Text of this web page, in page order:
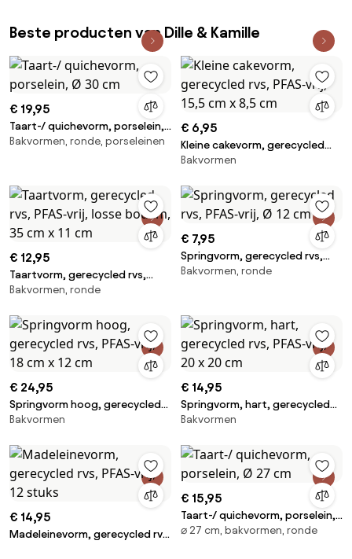
Beste producten van Dille & Kamille
€ 19,95
Taart-/ quichevorm, porselein,
Ø 30 cm
Bakvormen, ronde, porseleinen
€ 6,95
Kleine cakevorm, gerecycled
rvs, PFAS-vrij, 15,5 cm x 8,5 cm
Bakvormen
€ 12,95
Taartvorm, gerecycled rvs,
PFAS-vrij, losse bodem, 35 cm x
Bakvormen, ronde
€ 7,95
Springvorm, gerecycled rvs,
PFAS-vrij, Ø 12 cm
Bakvormen, ronde
€ 24,95
Springvorm hoog, gerecycled
rvs, PFAS-vrij, 18 cm x 12 cm
Bakvormen
€ 14,95
Springvorm, hart, gerecycled
rvs, PFAS-vrij, 20 x 20 cm
Bakvormen
€ 14,95
Madeleinevorm, gerecycled rvs,
€ 15,95
Taart-/ quichevorm, porselein,
Ø 27 cm
⌀ 27 cm, bakvormen, ronde